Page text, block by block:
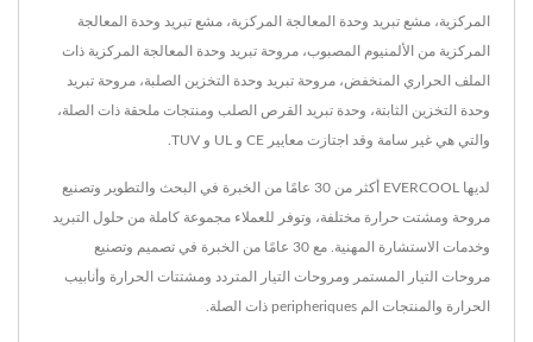
المركزية، مشع تبريد وحدة المعالجة المركزية، مشع تبريد وحدة المعالجة
المركزية من الألمنيوم المصبوب، مروحة تبريد وحدة المعالجة المركزية ذات
الملف الحراري المنخفض، مروحة تبريد وحدة التخزين الصلبة، مروحة تبريد
وحدة التخزين الثابتة، وحدة تبريد القرص الصلب ومنتجات ملحقة ذات الصلة،
والتي هي غير سامة وقد اجتازت معايير CE و UL و TUV.
لديها EVERCOOL أكثر من 30 عامًا من الخبرة في البحث والتطوير وتصنيع
مروحة ومشتت حرارة مختلفة، وتوفر للعملاء مجموعة كاملة من حلول التبريد
وخدمات الاستشارة المهنية. مع 30 عامًا من الخبرة في تصميم وتصنيع
مروحات التيار المستمر ومروحات التيار المتردد ومشتتات الحرارة وأنابيب
الحرارة والمنتجات الم peripheriques ذات الصلة.